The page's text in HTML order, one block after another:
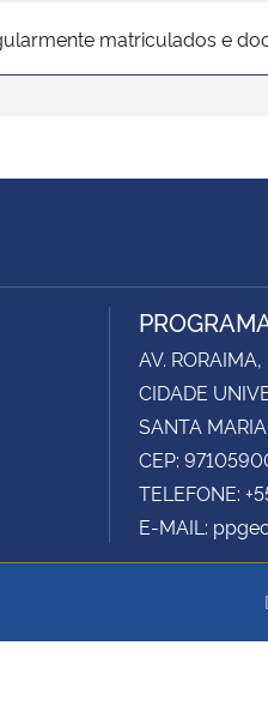
matriculados e
AV.
CIDADE
SANTA
CEP:
TELEFONE:
E-MAIL: